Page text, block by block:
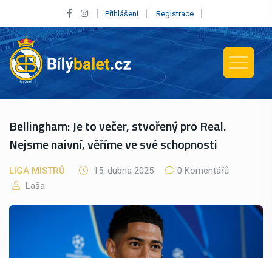
Přihlášení Registrace
Bellingham: Je to večer, stvořený pro Real.
Nejsme naivní, věříme ve své schopnosti
LIGA MISTRŮ 15. dubna 2025
0 Komentářů
Laša